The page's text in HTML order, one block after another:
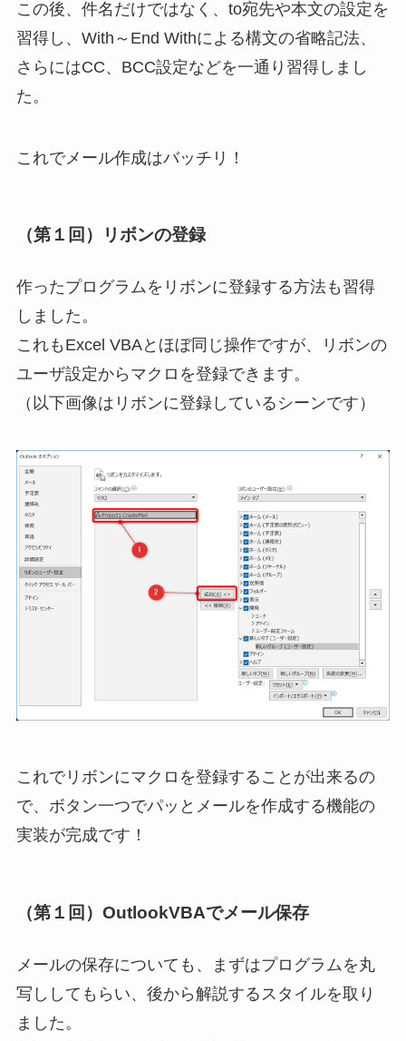
この後、件名だけではなく、to宛先や本文の設定を
習得し、With～End Withによる構文の省略記法、
さらにはCC、BCC設定などを一通り習得しまし
た。
これでメール作成はバッチリ！
（第１回）リボンの登録
作ったプログラムをリボンに登録する方法も習得
しました。
これもExcel VBAとほぼ同じ操作ですが、リボンの
ユーザ設定からマクロを登録できます。
（以下画像はリボンに登録しているシーンです）
これでリボンにマクロを登録することが出来るの
で、ボタン一つでパッとメールを作成する機能の
実装が完成です！
（第１回）OutlookVBAでメール保存
メールの保存についても、まずはプログラムを丸
写ししてもらい、後から解説するスタイルを取り
ました。